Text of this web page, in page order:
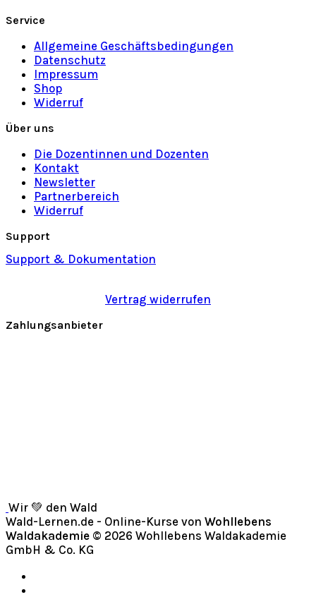
Service
Allgemeine Geschäftsbedingungen
Datenschutz
Impressum
Shop
Widerruf
Über uns
Die Dozentinnen und Dozenten
Kontakt
Newsletter
Partnerbereich
Widerruf
Support
Support & Dokumentation
Vertrag widerrufen
Zahlungsanbieter
Wir 💚 den Wald
Wald-Lernen.de - Online-Kurse von Wohllebens
Waldakademie © 2026 Wohllebens Waldakademie
GmbH & Co. KG